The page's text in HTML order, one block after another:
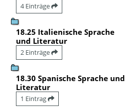
4 Einträge
18.25 Italienische Sprache
und Literatur
2 Einträge
18.30 Spanische Sprache und
Literatur
1 Eintrag